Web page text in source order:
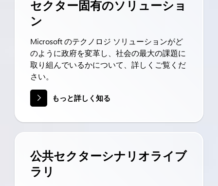
セクター固有のソリューショ
ン
Microsoft のテクノロジ ソリューションがど
のように政府を変革し、社会の最大の課題に
取り組んでいるかについて、詳しくご覧くだ
さい。
もっと詳しく知る
公共セクターシナリオライブ
ラリ